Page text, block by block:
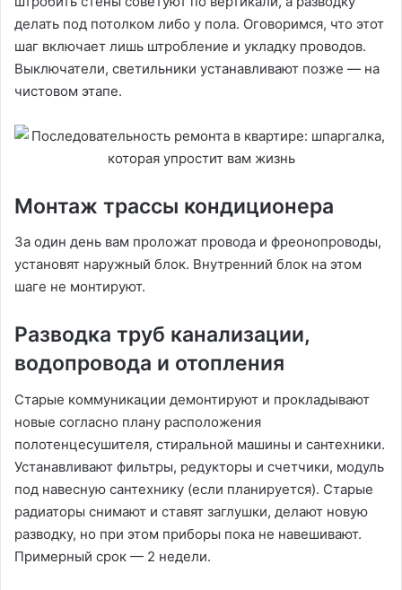
делать под потолком либо у пола. Оговоримся, что этот
шаг включает лишь штробление и укладку проводов.
Выключатели, светильники устанавливают позже — на
чистовом этапе.
Монтаж трассы кондиционера
За один день вам проложат провода и фреонопроводы,
установят наружный блок. Внутренний блок на этом
шаге не монтируют.
Разводка труб канализации,
водопровода и отопления
Старые коммуникации демонтируют и прокладывают
новые согласно плану расположения
полотенцесушителя, стиральной машины и сантехники.
Устанавливают фильтры, редукторы и счетчики, модуль
под навесную сантехнику (если планируется). Старые
радиаторы снимают и ставят заглушки, делают новую
разводку, но при этом приборы пока не навешивают.
Примерный срок — 2 недели.